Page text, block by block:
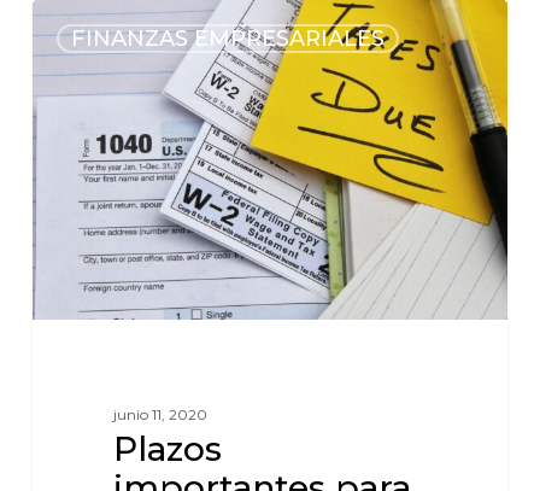
FINANZAS EMPRESARIALES
junio 11, 2020
Plazos